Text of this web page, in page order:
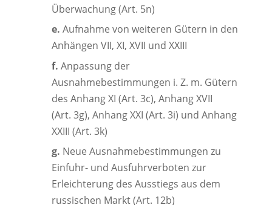
Überwachung (Art. 5n)
e. Aufnahme von weiteren Gütern in den
Anhängen VII, XI, XVII und XXIII
f. Anpassung der
Ausnahmebestimmungen i. Z. m. Gütern
des Anhang XI (Art. 3c), Anhang XVII
(Art. 3g), Anhang XXI (Art. 3i) und Anhang
XXIII (Art. 3k)
g. Neue Ausnahmebestimmungen zu
Einfuhr- und Ausfuhrverboten zur
Erleichterung des Ausstiegs aus dem
russischen Markt (Art. 12b)